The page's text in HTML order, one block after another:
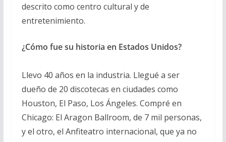
descrito como centro cultural y de
entretenimiento.
¿Cómo fue su historia en Estados Unidos?
Llevo 40 años en la industria. Llegué a ser
dueño de 20 discotecas en ciudades como
Houston, El Paso, Los Ángeles. Compré en
Chicago: El Aragon Ballroom, de 7 mil personas,
y el otro, el Anfiteatro internacional, que ya no